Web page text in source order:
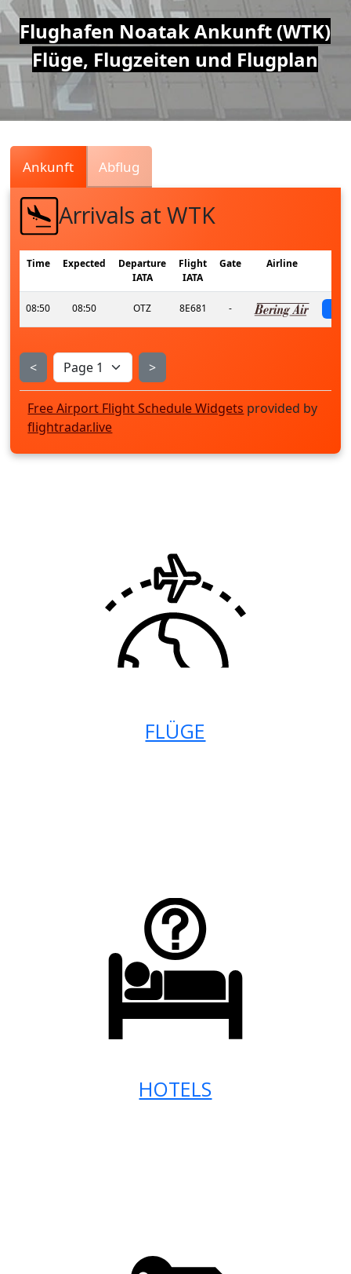
Air
Traffic
Live
Flughafen Noatak Ankunft (WTK)
Flüge, Flugzeiten und Flugplan
Ankunft Abflug
Arrivals at WTK
Time Expected
Departure
IATA
Flight
IATA
Gate Airline
08:50 08:50 OTZ 8E681 -
< >
Free Airport Flight Schedule Widgets provided by
flightradar.live
FLÜGE
HOTELS